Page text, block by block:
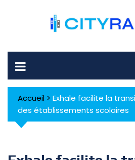
Accueil > Exhale facilite la
des établissements scolaires